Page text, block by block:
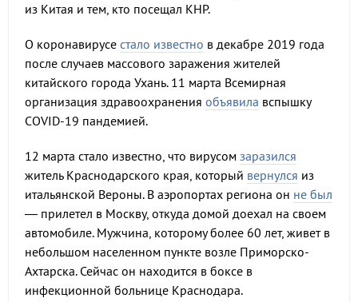
из Китая и тем, кто посещал КНР.
О коронавирусе стало известно в декабре 2019 года
после случаев массового заражения жителей
китайского города Ухань. 11 марта Всемирная
организация здравоохранения объявила вспышку
COVID-19 пандемией.
12 марта стало известно, что вирусом заразился
житель Краснодарского края, который вернулся из
итальянской Вероны. В аэропортах региона он не был
— прилетел в Москву, откуда домой доехал на своем
автомобиле. Мужчина, которому более 60 лет, живет в
небольшом населенном пункте возле Приморско-
Ахтарска. Сейчас он находится в боксе в
инфекционной больнице Краснодара.